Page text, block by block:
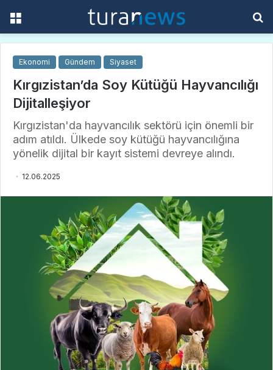
Ekonomi Gündem Siyaset
Kırgızistan’da Soy Kütüğü Hayvancılığı
Dijitalleşiyor
Kırgızistan'da hayvancılık sektörü için önemli bir
adım atıldı. Ülkede soy kütüğü hayvancılığına
yönelik dijital bir kayıt sistemi devreye alındı.
12.06.2025